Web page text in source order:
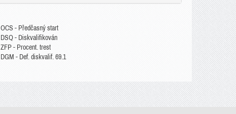
OCS - Předčasný start
DSQ - Diskvalifikován
ZFP - Procent. trest
DGM - Def. diskvalif. 69.1